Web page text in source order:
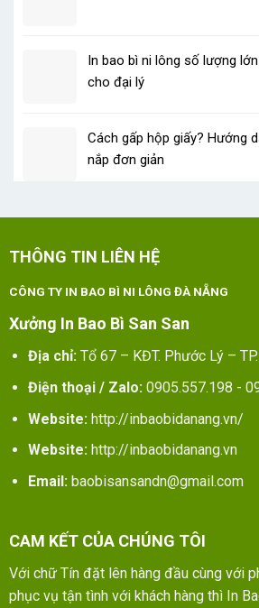
In bao bì ni lông số lượng
cho đại lý
Cách gấp hộp giấy? Hướng
nắp đơn giản
THÔNG TIN LIÊN HỆ
CÔNG TY IN BAO BÌ NI LÔNG ĐÀ NẴNG
Xưởng In Bao Bì San San
Địa chỉ:Tổ 67 – KĐT. Phước Lý –
Điện thoại / Zalo:0905.557.198 -
Website: http://inbaobidanang.vn/
Website: http://inbaobidanang.vn
Email:baobisansandn@gmail.com
CAM KẾT CỦA CHÚNG TÔI
Với chữ Tín đặt lên hàng đầu cùng với
phục vụ tận tình với khách hàng thì In